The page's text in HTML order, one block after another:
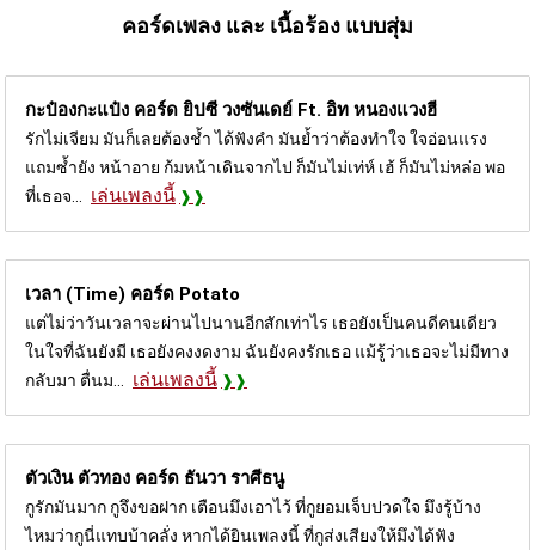
คอร์ดเพลง และ เนื้อร้อง แบบสุ่ม
กะป๋องกะแป๋ง คอร์ด ยิปซี วงซันเดย์ Ft. อิท หนองแวงฮี
รักไม่เจียม มันก็เลยต้องช้ำ ได้ฟังคำ มันย้ำว่าต้องทำใจ ใจอ่อนแรง
แถมซ้ำยัง หน้าอาย ก้มหน้าเดินจากไป ก็มันไม่เท่ห์ เฮ้ ก็มันไม่หล่อ พอ
ที่เธอจ...
เล่นเพลงนี้
เวลา (Time) คอร์ด Potato
แต่ไม่ว่าวันเวลาจะผ่านไปนานอีกสักเท่าไร เธอยังเป็นคนดีคนเดียว
ในใจที่ฉันยังมี เธอยังคงงดงาม ฉันยังคงรักเธอ แม้รู้ว่าเธอจะไม่มีทาง
กลับมา ตื่นม...
เล่นเพลงนี้
ตัวเงิน ตัวทอง คอร์ด ธันวา ราศีธนู
กูรักมันมาก กูจึงขอฝาก เตือนมึงเอาไว้ ที่กูยอมเจ็บปวดใจ มึงรู้บ้าง
ไหมว่ากูนี่แทบบ้าคลั่ง หากได้ยินเพลงนี้ ที่กูส่งเสียงให้มึงได้ฟัง